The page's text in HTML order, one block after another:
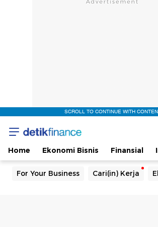
SCROLL TO CONTINUE WITH
Home Ekonomi Bisnis Finansial
For Your Business Cari(in) Kerja